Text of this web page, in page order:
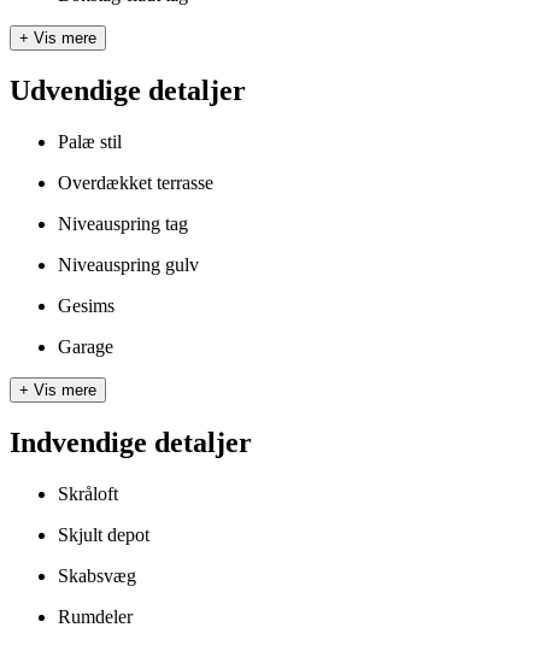
+ Vis mere
Udvendige detaljer
Palæ stil
Overdækket terrasse
Niveauspring tag
Niveauspring gulv
Gesims
Garage
+ Vis mere
Indvendige detaljer
Skråloft
Skjult depot
Skabsvæg
Rumdeler